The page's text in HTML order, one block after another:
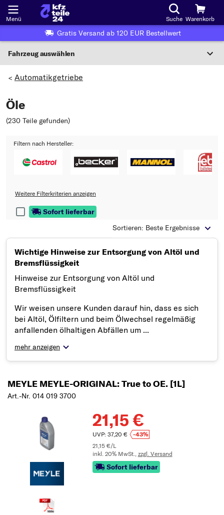
Menü Suche Warenkorb
Gratis Versand ab 120 EUR Bestellwert
Fahrzeug auswählen
Wo finde ich die?
Oder Fahrzeugauswahl nach Kriterien:
Modell wählen
> Automatikgetriebe
Öle
(230 Teile gefunden)
Filtern nach Hersteller:
Weitere Filterkriterien anzeigen
Sofort lieferbar
Sortieren: Beste Ergebnisse
Wichtige Hinweise zur Entsorgung von Altöl und
Bremsflüssigkeit
Hinweise zur Entsorgung von Altöl und
Bremsflüssigkeit
Wir weisen unsere Kunden darauf hin, dass es sich
bei Altöl, Ölfiltern und beim Ölwechsel regelmäßig
anfallenden ölhaltigen Abfällen um ...
mehr anzeigen
MEYLE MEYLE-ORIGINAL: True to OE. [1L]
Art.-Nr. 014 019 3700
21,15 €
UVP: 37,20 €
-43%
21,15 €/L
inkl. 20% MwSt., zzgl. Versand
Sofort lieferbar